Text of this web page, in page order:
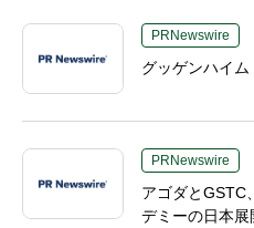
PRNewswire
グッゲンハイ
PRNewswire
アゴダとGSTC
デミーの日本